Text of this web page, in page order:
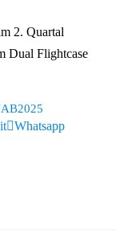
2. Quartal
Dual Flightcase
Whatsapp